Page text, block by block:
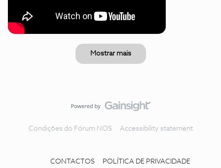
Mostrar mais
Condições do Fórum NOS Accessibility statement
CONTACTOS POLÍTICA DE PRIVACIDADE